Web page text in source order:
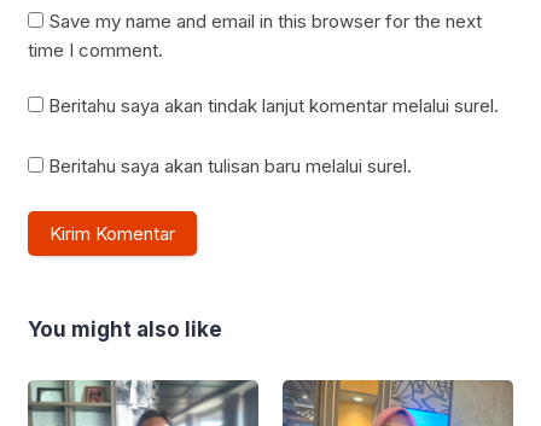
Save my name and email in this browser for the next
time I comment.
Beritahu saya akan tindak lanjut komentar melalui surel.
Beritahu saya akan tulisan baru melalui surel.
You might also like